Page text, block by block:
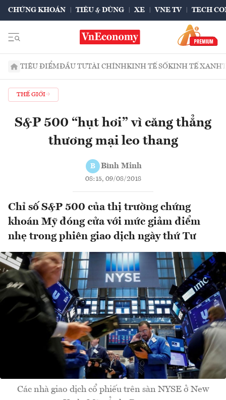
CHỨNG KHOÁN TIÊU & DÙNG XE VNE TV TECH
TIÊU ĐIỂMĐẦU TƯTÀI CHÍNHKINH TẾ SỐKINH TẾ XANH
THẾ GIỚI
S&P 500 “hụt hơi” vì căng thẳng
thương mại leo thang
B Bình Minh
08:15, 09/08/2018
Chỉ số S&P 500 của thị trường chứng
khoán Mỹ đóng cửa với mức giảm điểm
nhẹ trong phiên giao dịch ngày thứ Tư
Các nhà giao dịch cổ phiếu trên sàn NYSE ở New